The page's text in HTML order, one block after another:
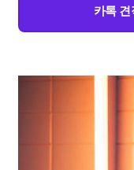
카톡